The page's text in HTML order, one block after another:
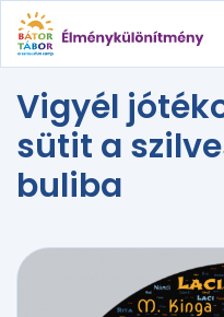
Vigyél
sütit a
buliba